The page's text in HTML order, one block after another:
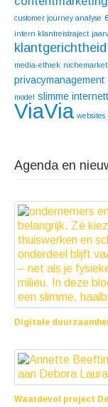
customer journey analyse
intern klantreistraject
klantgerichtheid
media-ethiek
privacymanagement
model slimme
ViaVia websites
Agenda en
Digitale
Waardevol project